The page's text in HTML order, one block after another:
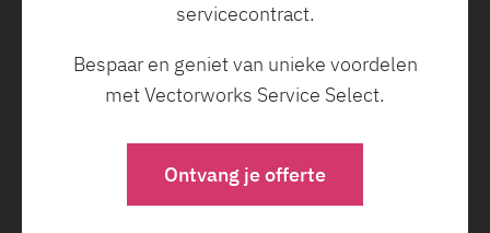
servicecontract.
Bespaar en geniet van unieke voordelen
met Vectorworks Service Select.
Ontvang je offerte